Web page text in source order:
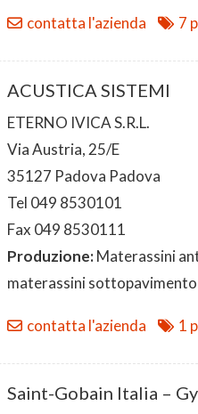
contatta l'azienda 7
ACUSTICA SISTEMI
ETERNO IVICA S.R.L.
Via Austria, 25/E
35127 Padova Padova
Tel 049 8530101
Fax 049 8530111
Produzione:Materassini
materassini sottopavimento
contatta l'azienda 1
Saint-Gobain Italia –